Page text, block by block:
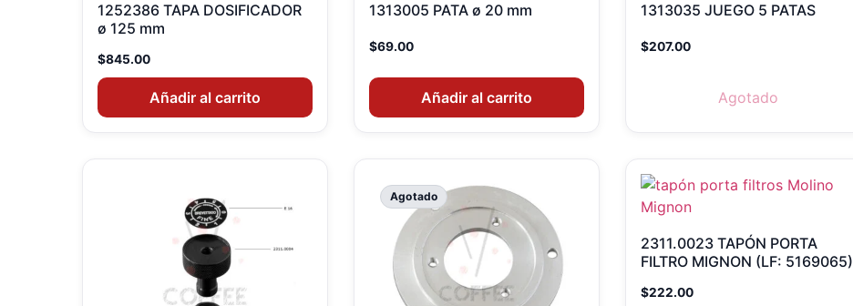
1252386 TAPA DOSIFICADOR
ø 125 mm
$845.00
Añadir al carrito
1313005 PATA ø 20 mm
$69.00
Añadir al carrito
1313035 JUEGO 5 PATAS
$207.00
Agotado
Agotado
2311.0023 TAPÓN PORTA
FILTRO MIGNON (LF: 5169065)
$222.00